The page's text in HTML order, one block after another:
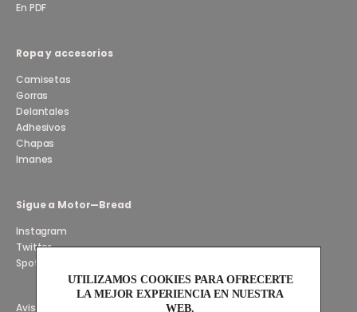
En PDF
Ropa y accesorios
Camisetas
Gorras
Delantales
Adhesivos
Chapas
Imanes
Sigue a Motor—Bread
Instagram
Twitter
Spotify
Aviso Legal y Privacidad
UTILIZAMOS COOKIES PARA OFRECERTE
LA MEJOR EXPERIENCIA EN NUESTRA
WEB.